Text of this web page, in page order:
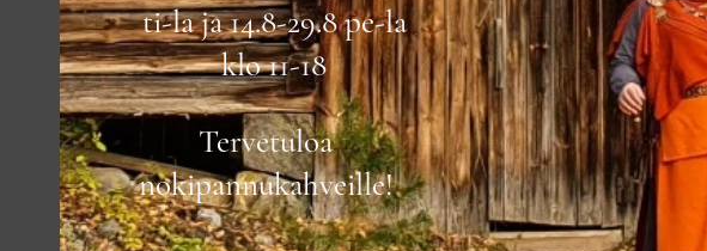
ti-la ja 14.8-29.8 pe-la
klo 11-18
Tervetuloa
nokipannukahveille!